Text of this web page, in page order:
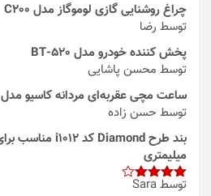
چراغ روشنایی گازی لوموگاز مدل C200
توسط رضا
پخش کننده خودرو مدل 520-BT
توسط محسن پاشایی
ساعت مچی عقربه‌ای مردانه کاسیو مدل GBA-800-1ADR
توسط حسن زاده
میلیمتری
امتیاز4 توسط Sara